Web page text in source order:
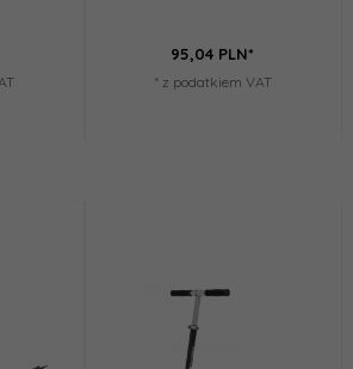
95,04 PLN*
* z podatkiem VAT